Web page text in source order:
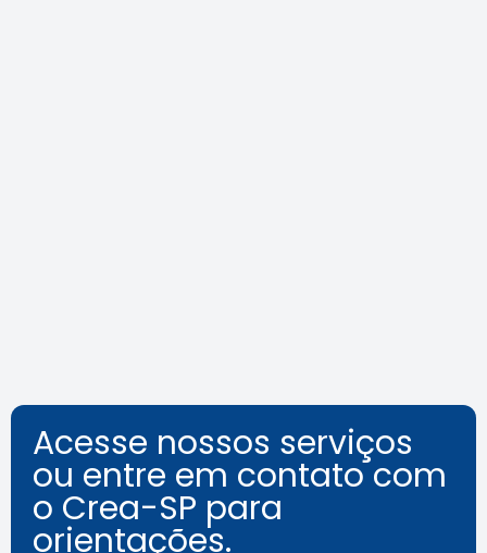
Acesse nossos serviços
ou entre em contato com
o Crea-SP para
orientações.